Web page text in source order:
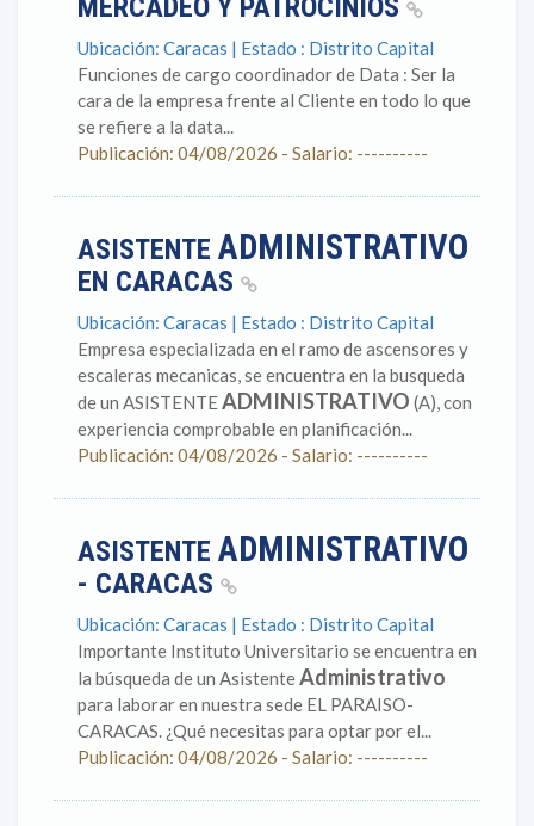
MERCADEO Y PATROCINIOS
Ubicación: Caracas | Estado : Distrito Capital
Funciones de cargo coordinador de Data : Ser la
cara de la empresa frente al Cliente en todo lo que
se refiere a la data...
Publicación: 04/08/2026 - Salario: ----------
ASISTENTE ADMINISTRATIVO
EN CARACAS
Ubicación: Caracas | Estado : Distrito Capital
Empresa especializada en el ramo de ascensores y
escaleras mecanicas, se encuentra en la busqueda
de un ASISTENTEADMINISTRATIVO (A), con
experiencia comprobable en planificación...
Publicación: 04/08/2026 - Salario: ----------
ASISTENTE ADMINISTRATIVO
- CARACAS
Ubicación: Caracas | Estado : Distrito Capital
Importante Instituto Universitario se encuentra en
la búsqueda de un AsistenteAdministrativo
para laborar en nuestra sede EL PARAISO-
CARACAS. ¿Qué necesitas para optar por el...
Publicación: 04/08/2026 - Salario: ----------